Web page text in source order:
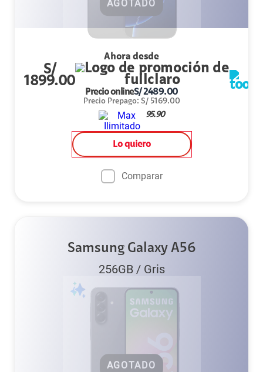
AGOTADO
Ahora desde
S/
1899.00
Precio onlineS/2489.00
Precio Prepago: S/ 5169.00
95.90
Lo quiero
Comparar
Samsung Galaxy A56
256GB/ Gris
AGOTADO